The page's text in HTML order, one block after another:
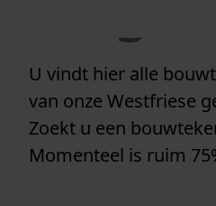
U vindt hier alle
van onze Westfriese
Zoekt u een
Momenteel is ruim